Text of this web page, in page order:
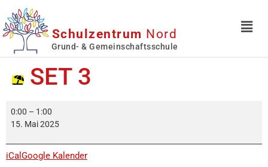
Schulzentrum Nord
Grund- & Gemeinschaftsschule
SET 3
0:00 – 1:00
15. Mai 2025
iCal Google Kalender